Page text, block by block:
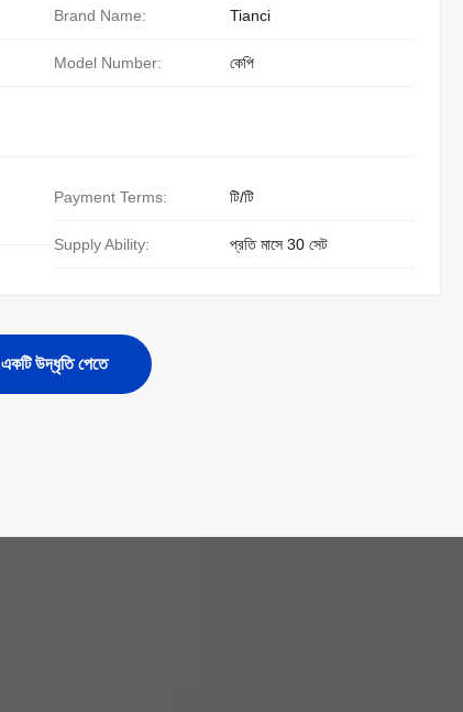
Brand Name: Tianci
Model Number: কেপি
Payment Terms: টি/টি
Supply Ability: প্রতি মাসে 30 সেট
একটি উদ্ধৃতি পেতে